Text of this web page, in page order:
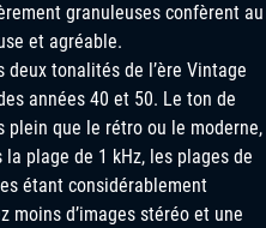
granuleuses confèrent au
et agréable.
tonalités de l’ère Vintage
années 40 et 50. Le ton de
plein que le rétro ou le moderne,
plage de 1 kHz, les plages de
étant considérablement
moins d’images stéréo et une